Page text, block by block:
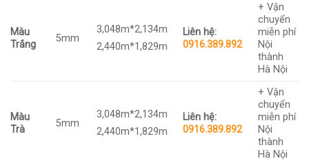
Màu
Trắng
5mm
3,048m*2,134m
2,440m*1,829m
Liên hệ:
0916.389.892
+ Vận
chuyển
miễn phí
Nội
thành
Hà Nội
Màu
Trà
5mm
3,048m*2,134m
2,440m*1,829m
Liên hệ:
0916.389.892
+ Vận
chuyển
miễn phí
Nội
thành
Hà Nội